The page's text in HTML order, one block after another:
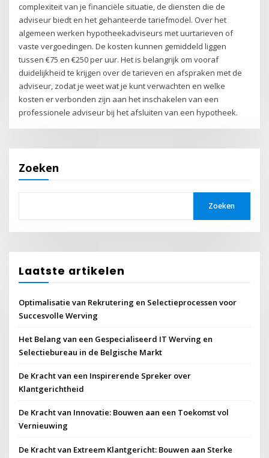
complexiteit van je financiële situatie, de diensten die de
adviseur biedt en het gehanteerde tariefmodel. Over het
algemeen werken hypotheekadviseurs met uurtarieven of
vaste vergoedingen. De kosten kunnen gemiddeld liggen
tussen €75 en €250 per uur. Het is belangrijk om vooraf
duidelijkheid te krijgen over de tarieven en afspraken met de
adviseur, zodat je weet wat je kunt verwachten en welke
kosten er verbonden zijn aan het inschakelen van een
professionele adviseur bij het afsluiten van een hypotheek.
Zoeken
Zoeken
Laatste artikelen
Optimalisatie van Rekrutering en Selectieprocessen voor
Succesvolle Werving
Het Belang van een Gespecialiseerd IT Werving en
Selectiebureau in de Belgische Markt
De Kracht van een Inspirerende Spreker over
Klantgerichtheid
De Kracht van Innovatie: Bouwen aan een Toekomst vol
Vernieuwing
De Kracht van Extreem Klantgericht: Bouwen aan Sterke